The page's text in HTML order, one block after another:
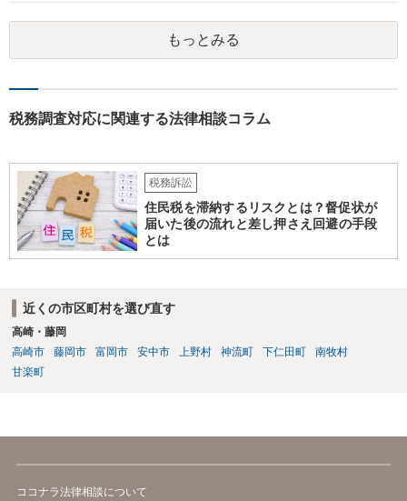
もっとみる
税務調査対応に関連する法律相談コラム
税務訴訟
住民税を滞納するリスクとは？督促状が
届いた後の流れと差し押さえ回避の手段
とは
近くの市区町村を選び直す
高崎・藤岡
高崎市
藤岡市 富岡市 安中市 上野村 神流町 下仁田町
南牧村
甘楽町
ココナラ法律相談について